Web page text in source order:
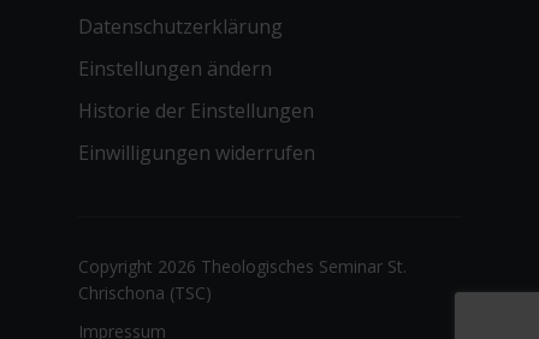
Datenschutzerklärung
Einstellungen ändern
Historie der Einstellungen
Einwilligungen widerrufen
Copyright 2026 Theologisches Seminar St.
Chrischona (TSC)
Impressum